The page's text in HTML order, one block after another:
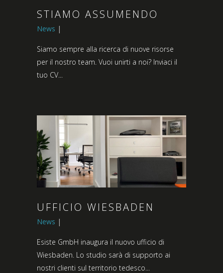
STIAMO ASSUMENDO
News
Siamo sempre alla ricerca di nuove risorse
per il nostro team. Vuoi unirti a noi? Inviaci il
tuo CV...
UFFICIO WIESBADEN
News
Esiste GmbH inaugura il nuovo ufficio di
Wiesbaden. Lo studio sarà di supporto ai
nostri clienti sul territorio tedesco...